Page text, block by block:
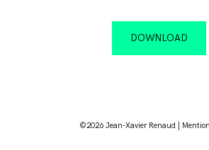
DOWNLOAD
©2026 Jean-Xavier Renaud |